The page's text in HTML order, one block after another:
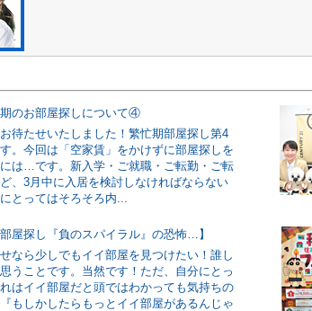
のお部屋探しについて④
待たせいたしました！繁忙期部屋探し第4
。今回は「空家賃」をかけずに部屋探しを
は…です。新入学・ご就職・ご転勤・ご転
、3月中に入居を検討しなければならない
とってはそろそろ内...
部屋探し『負のスパイラル』の恐怖…】
なら少しでもイイ部屋を見つけたい！誰し
うことです。当然です！ただ、自分にとっ
はイイ部屋だと頭ではわかっても気持ちの
もしかしたらもっとイイ部屋があるんじゃ